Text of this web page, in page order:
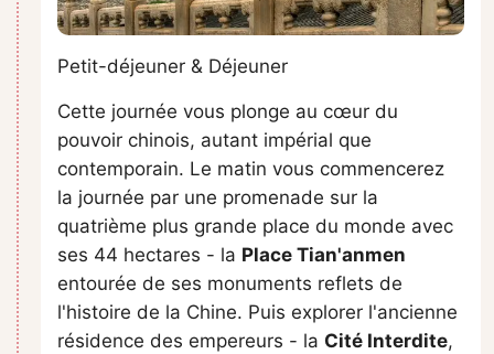
Petit-déjeuner & Déjeuner
Cette journée vous plonge au cœur du
pouvoir chinois, autant impérial que
contemporain. Le matin vous commencerez
la journée par une promenade sur la
quatrième plus grande place du monde avec
ses 44 hectares - la Place Tian'anmen
entourée de ses monuments reflets de
l'histoire de la Chine. Puis explorer l'ancienne
résidence des empereurs - la Cité Interdite,